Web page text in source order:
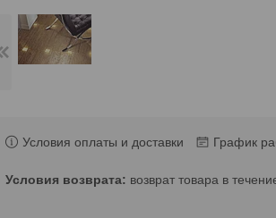
Условия оплаты и доставки График
возврат товара в